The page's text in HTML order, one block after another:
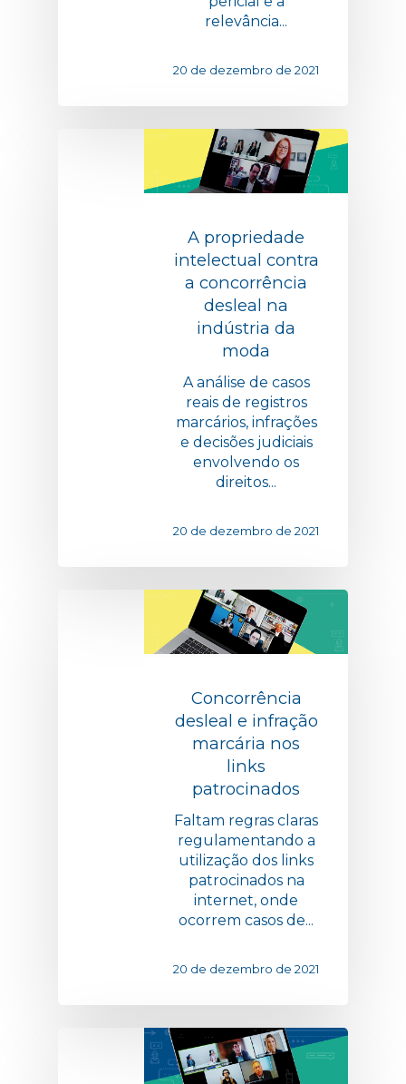
relevância...
20 de dezembro de 2021
A propriedade
intelectual contra
a concorrência
desleal na
indústria da
moda
A análise de casos
reais de registros
marcários, infrações
e decisões judiciais
envolvendo os
direitos...
20 de dezembro de 2021
Concorrência
desleal e infração
marcária nos
links
patrocinados
Faltam regras claras
regulamentando a
utilização dos links
patrocinados na
internet, onde
ocorrem casos de...
20 de dezembro de 2021